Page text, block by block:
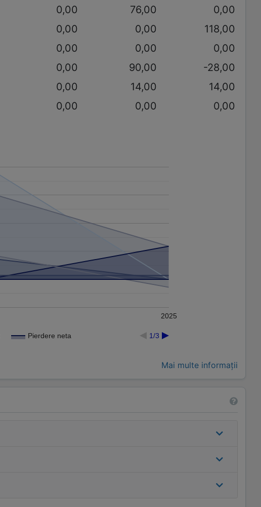
0,00 76,00
0,00
0,00 0,00
118,00
0,00 0,00
0,00
0,00 90,00
-28,00
0,00 14,00
14,00
0,00 0,00 0,00
Pierdere neta 1/3
2025
Mai multe informații